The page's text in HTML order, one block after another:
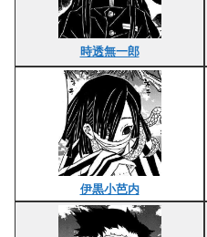
時透無一郎
伊黒小芭内